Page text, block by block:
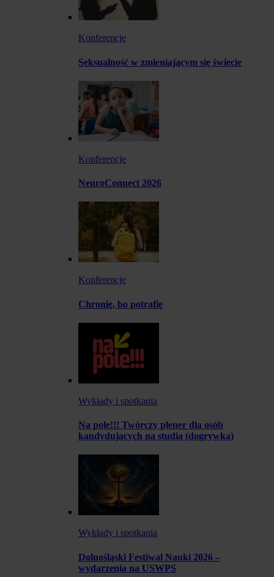
Konferencje
Seksualność w zmieniającym się świecie
Konferencje
NeuroConnect 2026
Konferencje
Chronię, bo potrafię
Wykłady i spotkania
Na pole!!! Twórczy plener dla osób
kandydujących na studia (dogrywka)
Wykłady i spotkania
Dolnośląski Festiwal Nauki 2026 –
wydarzenia na USWPS